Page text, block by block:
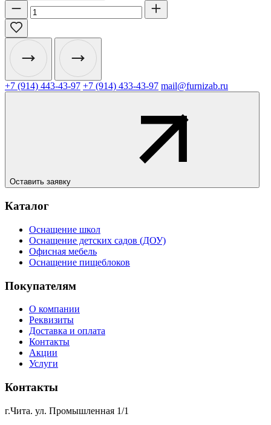
+7 (914) 443-43-97 +7 (914) 433-43-97 mail@furnizab.ru
Оставить заявку
Каталог
Оснащение школ
Оснащение детских садов (ДОУ)
Офисная мебель
Оснащение пищеблоков
Покупателям
О компании
Реквизиты
Доставка и оплата
Контакты
Акции
Услуги
Контакты
г.Чита. ул. Промышленная 1/1